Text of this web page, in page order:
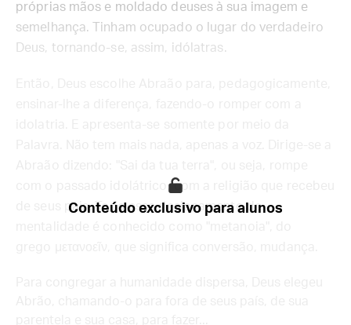
próprias mãos e moldado deuses à sua imagem e
semelhança. Tinham ocupado o lugar do verdadeiro
Deus, tornando-se, assim, idólatras.
com o passado idolátrico, com a religião que recebeu
de seus pais. Todo esse deslocamento de
Conteúdo exclusivo para alunos